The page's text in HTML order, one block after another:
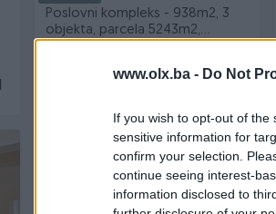
www.olx.ba - Do Not
If you wish to opt-out of
sensitive information for
confirm your selection.
continue seeing interest-
information disclosed to
Poslovni kompleks - 938m2, 3
objekta, parcela 5243m2,